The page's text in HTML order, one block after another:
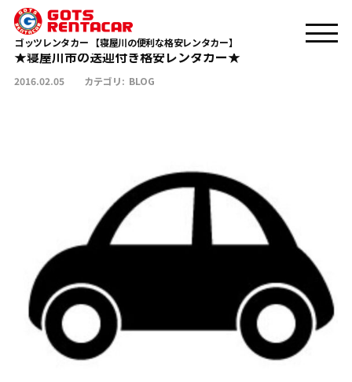
ゴッツレンタカー 【寝屋川の便利な格安レンタカー】
TOP BLOG
★寝屋川市の送迎付き格安レンタカー★
2016.02.05 カテゴリ: BLOG